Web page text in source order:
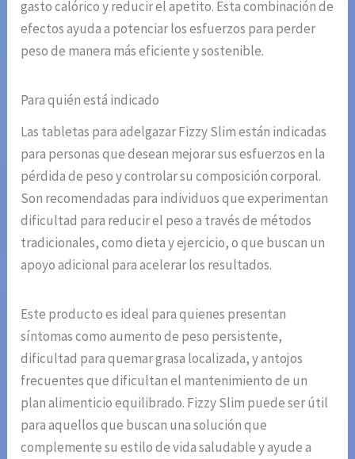
gasto calórico y reducir el apetito. Esta combinación de
efectos ayuda a potenciar los esfuerzos para perder
peso de manera más eficiente y sostenible.
Para quién está indicado
Las tabletas para adelgazar Fizzy Slim están indicadas
para personas que desean mejorar sus esfuerzos en la
pérdida de peso y controlar su composición corporal.
Son recomendadas para individuos que experimentan
dificultad para reducir el peso a través de métodos
tradicionales, como dieta y ejercicio, o que buscan un
apoyo adicional para acelerar los resultados.
Este producto es ideal para quienes presentan
síntomas como aumento de peso persistente,
dificultad para quemar grasa localizada, y antojos
frecuentes que dificultan el mantenimiento de un
plan alimenticio equilibrado. Fizzy Slim puede ser útil
para aquellos que buscan una solución que
complemente su estilo de vida saludable y ayude a